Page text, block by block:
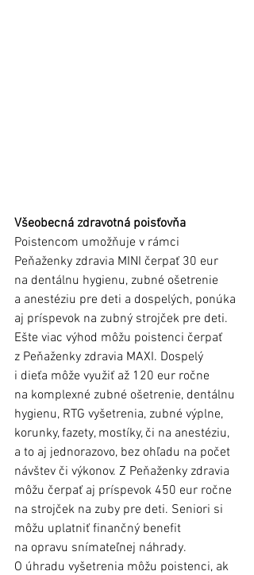
Všeobecná zdravotná poisťovňa
Poistencom umožňuje v rámci
Peňaženky zdravia MINI čerpať 30 eur
na dentálnu hygienu, zubné ošetrenie
a anestéziu pre deti a dospelých, ponúka
aj príspevok na zubný strojček pre deti.
Ešte viac výhod môžu poistenci čerpať
z Peňaženky zdravia MAXI. Dospelý
i dieťa môže využiť až 120 eur ročne
na komplexné zubné ošetrenie, dentálnu
hygienu, RTG vyšetrenia, zubné výplne,
korunky, fazety, mostíky, či na anestéziu,
a to aj jednorazovo, bez ohľadu na počet
návštev či výkonov. Z Peňaženky zdravia
môžu čerpať aj príspevok 450 eur ročne
na strojček na zuby pre deti. Seniori si
môžu uplatniť finančný benefit
na opravu snímateľnej náhrady.
O úhradu vyšetrenia môžu poistenci, ak